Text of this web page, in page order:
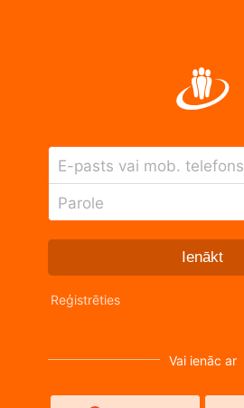
E-pasts vai mob. telefons
Parole
Ienākt
Reģistrēties
Vai ienāc ar